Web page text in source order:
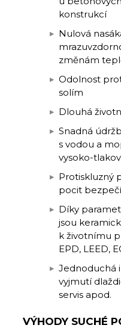
konstrukcí
Nulová
změnám
Odolnost
solím
Dlouhá
Snadná
s vodou a
vysoko-
Protiskluzný
pocit
Díky
jsou
k životnímu
EPD, LEED,
Jednoduchá
vyjmutí
servis apod.
VÝHODY SUCHÉ